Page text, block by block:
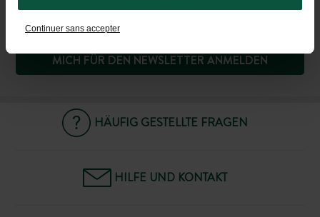
Continuer sans accepter
MICH FÜR DEN NEWSLETTER ANMELDEN
HÄUFIG GESTELLTE FRAGEN
HILFE UND KONTAKT